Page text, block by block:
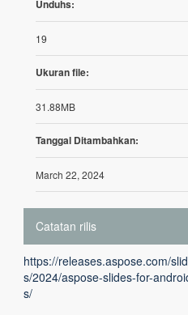
Unduhs:
19
Ukuran file:
31.88MB
Tanggal Ditambahkan:
March 22, 2024
Catatan rilis
https://releases.aspose.com/
s/2024/aspose-slides-for-
s/